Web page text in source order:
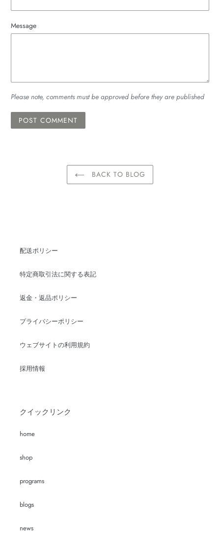
Message
Please note, comments must be approved before they are published
BACK TO BLOG
配送ポリシー
特定商取引法に関する表記
返金・返品ポリシー
プライバシーポリシー
ウェブサイトの利用規約
採用情報
クイックリンク
home
shop
programs
blogs
news